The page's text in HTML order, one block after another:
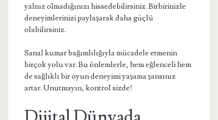
yalnız olmadığınızı hissedebilirsiniz. Birbirinizle
deneyimlerinizi paylaşarak daha güçlü
olabilirsiniz.
Sanal kumar bağımlılığıyla mücadele etmenin
birçok yolu var. Bu önlemlerle, hem eğlenceli hem
de sağlıklı bir oyun deneyimi yaşama şansınız
artar. Unutmayın, kontrol sizde!